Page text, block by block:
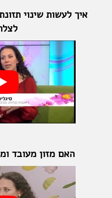
איך לעשות שינוי
האם מזון מעובד